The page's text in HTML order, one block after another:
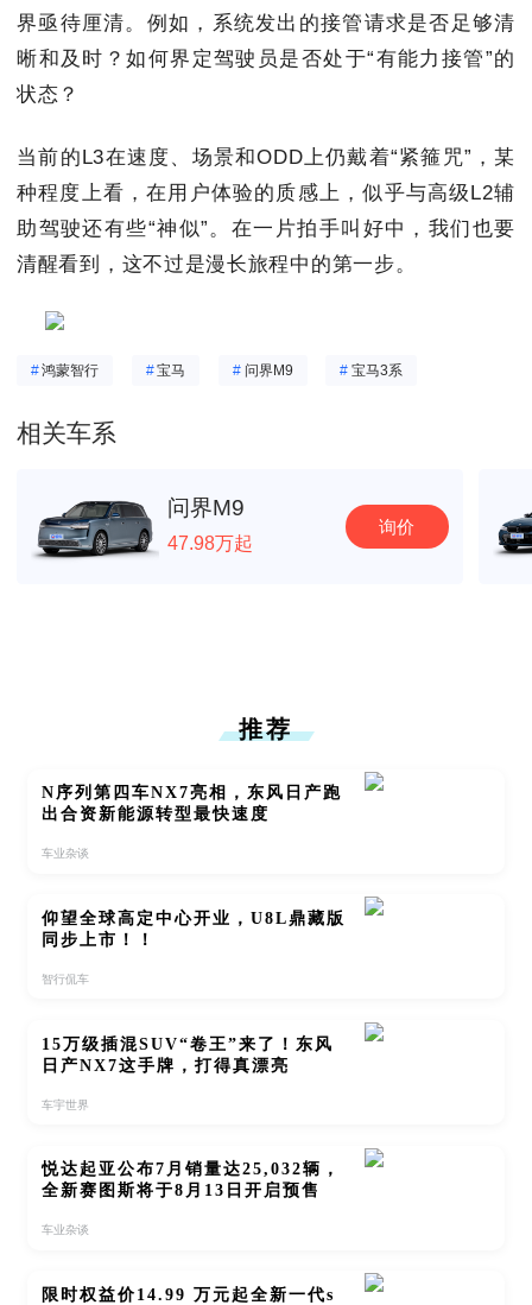
界亟待厘清。例如，系统发出的接管请求是否足够清
晰和及时？如何界定驾驶员是否处于“有能力接管”的
状态？
当前的L3在速度、场景和ODD上仍戴着“紧箍咒”，某
种程度上看，在用户体验的质感上，似乎与高级L2辅
助驾驶还有些“神似”。在一片拍手叫好中，我们也要
清醒看到，这不过是漫长旅程中的第一步。
#鸿蒙智行 #宝马 # 问界M9 # 宝马3系
相关车系
问界M9
47.98万起
询价
推荐
N序列第四车NX7亮相，东风日产跑
出合资新能源转型最快速度
车业杂谈
仰望全球高定中心开业，U8L鼎藏版
同步上市！！
智行侃车
15万级插混SUV“卷王”来了！东风
日产NX7这手牌，打得真漂亮
车宇世界
悦达起亚公布7月销量达25,032辆，
全新赛图斯将于8月13日开启预售
车业杂谈
限时权益价14.99 万元起全新一代s